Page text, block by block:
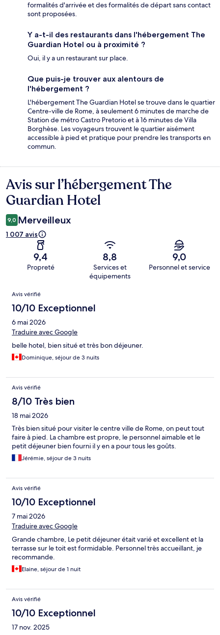
formalités d'arrivée et des formalités de départ sans contact
sont proposées.
Y a-t-il des restaurants dans l'hébergement The
Guardian Hotel ou à proximité ?
Oui, il y a un restaurant sur place.
Que puis-je trouver aux alentours de
l'hébergement ?
L'hébergement The Guardian Hotel se trouve dans le quartier
Centre-ville de Rome, à seulement 6 minutes de marche de
Station de métro Castro Pretorio et à 16 minutes de Villa
Borghèse. Les voyageurs trouvent le quartier aisément
accessible à pied et pratique pour prendre les transports en
commun.
Avis
Avis sur l’hébergement The
Guardian Hotel
9,0 Merveilleux
1 007 avis
9,4
Propreté
8,8
Services et
équipements
9,0
Personnel et service
Avis
Avis vérifié
10/10 Exceptionnel
6 mai 2026
Traduire avec Google
belle hotel, bien situé et très bon déjeuner.
Dominique, séjour de 3 nuits
Avis vérifié
8/10 Très bien
18 mai 2026
Très bien situé pour visiter le centre ville de Rome, on peut tout
faire à pied. La chambre est propre, le personnel aimable et le
petit déjeuner bien fourni il y en a pour tous les goûts.
Jérémie, séjour de 3 nuits
Avis vérifié
10/10 Exceptionnel
7 mai 2026
Traduire avec Google
Grande chambre, Le petit déjeuner était varié et excellent et la
terrasse sur le toit est formidable. Personnel très accueillant, je
recommande.
Elaine, séjour de 1 nuit
Avis vérifié
10/10 Exceptionnel
17 nov. 2025